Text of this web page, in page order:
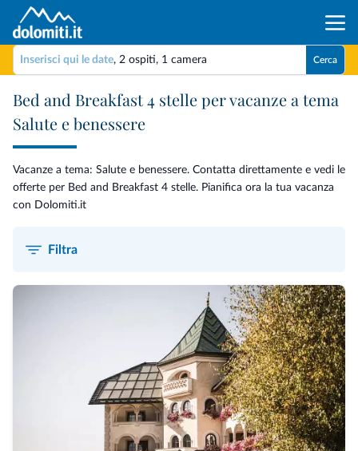
Inserisci qui le date, 2 ospiti, 1 camera Cerca
Bed and Breakfast 4 stelle per vacanze a tema
Salute e benessere
Vacanze a tema: Salute e benessere. Contatta direttamente e vedi le
offerte per Bed and Breakfast 4 stelle. Pianifica ora la tua vacanza
con Dolomiti.it
Filtra